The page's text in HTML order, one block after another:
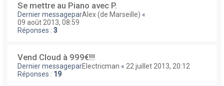
Se mettre au Piano avec P.
Dernier messageparAlex (de Marseille) «
09 août 2013, 08:59
Réponses : 3
Vend Cloud à 999€!!!
Dernier messageparElectricman « 22 juillet 2013, 20:12
Réponses : 19